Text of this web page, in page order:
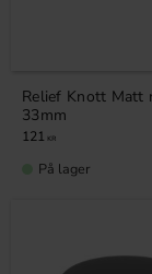
Relief Knott Matt
33mm
121 KR
På lager